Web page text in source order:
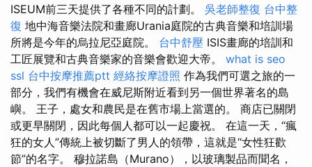
ISEUM前三天提供了各種不同的計劃。 吳老師整復 台中整
復 地中海音樂法院和畫廊Urania庭院的古典音樂和培訓場
所將是今年的烏拉尼亞庭院。 台中舒壓 ISIS畫廊的培訓和
工匠展覽和古典音樂家的音樂會歡迎大帝。 what is seo
ssl 台中按摩推薦ptt 經絡按摩證照 作為我們可選之旅的一
部分，我們有機會在威尼斯附近看到另一個世界著名的島
嶼。 王子，處女和農民是在舊市場上當選的。 商店已關閉
或更早關閉，因此每個人都可以一起慶祝。 在這一天，“瘋
狂的女人”傳統上被切斷了男人的領帶，這就是“女性狂歡
節”的名字。 穆拉諾島（Murano），以玻璃製品而聞名，